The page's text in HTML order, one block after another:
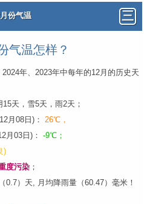
份气温
气温怎样？
年、2023年中每年的12月的历史天
天，雪5天，雨2天；
月08日)： 26℃，
月03日)： -9℃；
)
度污染 ；
0.7）天, 月均降雨量（60.47）毫米！